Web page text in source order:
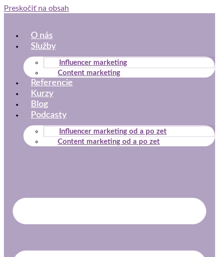
Preskočiť na obsah
O nás
Služby
Influencer marketing
Content marketing
Referencie
Kurzy
Blog
Podcasty
Influencer marketing od a po zet
Content marketing od a po zet